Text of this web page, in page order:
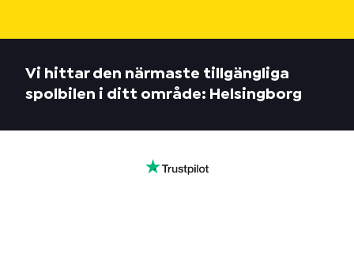
Vi hittar den närmaste tillgängliga
spolbilen i ditt område: Helsingborg